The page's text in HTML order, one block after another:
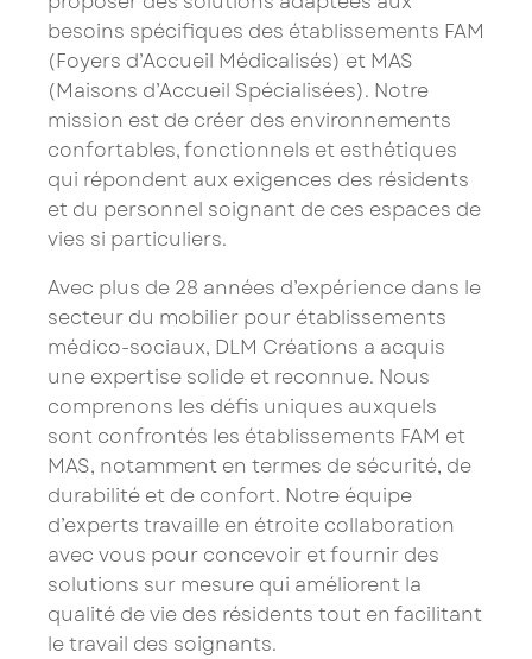
besoins spécifiques des établissements FAM
(Foyers d’Accueil Médicalisés) et MAS
(Maisons d’Accueil Spécialisées). Notre
mission est de créer des environnements
confortables, fonctionnels et esthétiques
qui répondent aux exigences des résidents
et du personnel soignant de ces espaces de
vies si particuliers.
Avec plus de 28 années d’expérience dans le
secteur du mobilier pour établissements
médico-sociaux, DLM Créations a acquis
une expertise solide et reconnue. Nous
comprenons les défis uniques auxquels
sont confrontés les établissements FAM et
MAS, notamment en termes de sécurité, de
durabilité et de confort. Notre équipe
d’experts travaille en étroite collaboration
avec vous pour concevoir et fournir des
solutions sur mesure qui améliorent la
qualité de vie des résidents tout en facilitant
le travail des soignants.